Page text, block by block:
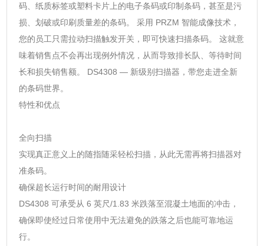
码、纸质标签或塑料卡片上的电子条码或印制条码，甚至是污
损、划破或印刷质量差的条码。 采用 PRZM 智能成像技术，
您的员工只需拉动扫描触发开关，即可快速扫描条码。 这就意
味着销售点不会再出现例外情况，从而导致排长队、等待时间
长和损失销售额。 DS4308 — 新级别扫描器，带您走进全新
的条码世界。
特性和优点
全向扫描
实现真正意义上的随指随采轻松扫描，从此无需再将扫描器对
准条码。
确保超长运行时间的耐用设计
DS4308 可承受从 6 英尺/1.83 米跌落至混凝土地面的冲击，
确保即使经过日常使用中无法避免的跌落之后也能可靠地运
行。